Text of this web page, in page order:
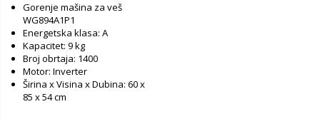
Gorenje mašina za veš
WG894A1P1
Energetska klasa: A
Kapacitet: 9 kg
Broj obrtaja: 1400
Motor: Inverter
Širina x Visina x Dubina: 60 x
85 x 54 cm